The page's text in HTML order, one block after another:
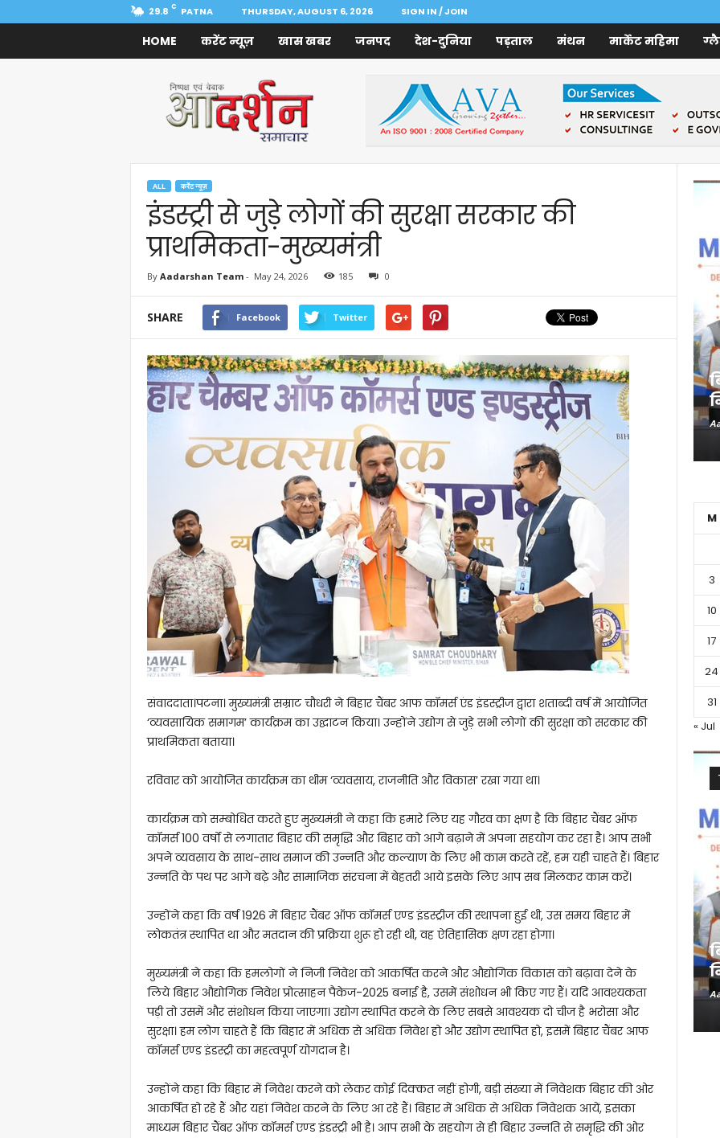
29.8 C PATNA THURSDAY, AUGUST 6, 2026 SIGN IN / JOIN
HOME करेंट न्यूज़ खास खबर जनपद देश-दुनिया पड़ताल मंथन मार्केट महिमा
Samachar
ALL करेंट न्यूज़
इंडस्ट्री से जुड़े लोगों की सुरक्षा सरकार की
प्राथमिकता-मुख्यमंत्री
By Aadarshan Team- May 24, 2026 185 0
SHARE Facebook Twitter
संवाददाता।पटना। मुख्यमंत्री सम्राट चौधरी ने बिहार चैंबर आफ कॉमर्स एंड इंडस्ट्रीज द्वारा शताब्दी वर्ष में आयोजित
‘व्यवसायिक समागम’ कार्यक्रम का उद्घाटन किया। उन्होंने उद्योग से जुड़े सभी लोगों की सुरक्षा को सरकार की
प्राथमिकता बताया।
रविवार को आयोजित कार्यक्रम का थीम ‘व्यवसाय, राजनीति और विकास’ रखा गया था।
कार्यक्रम को सम्बोधित करते हुए मुख्यमंत्री ने कहा कि हमारे लिए यह गौरव का क्षण है कि बिहार चैंबर ऑफ
कॉमर्स 100 वर्षों से लगातार बिहार की समृद्धि और बिहार को आगे बढ़ाने में अपना सहयोग कर रहा है। आप सभी
अपने व्यवसाय के साथ-साथ समाज की उन्नति और कल्याण के लिए भी काम करते रहें, हम यही चाहते हैं। बिहार
उन्नति के पथ पर आगे बढ़े और सामाजिक संरचना में बेहतरी आये इसके लिए आप सब मिलकर काम करें।
उन्होंने कहा कि वर्ष 1926 में बिहार चैंबर ऑफ कॉमर्स एण्ड इंडस्ट्रीज की स्थापना हुई थी, उस समय बिहार में
लोकतंत्र स्थापित था और मतदान की प्रक्रिया शुरू हो रही थी, वह ऐतिहासिक क्षण रहा होगा।
मुख्यमंत्री ने कहा कि हमलोगों ने निजी निवेश को आकर्षित करने और औद्योगिक विकास को बढ़ावा देने के
लिये बिहार औद्योगिक निवेश प्रोत्साहन पैकेज-2025 बनाई है, उसमें संशोधन भी किए गए हैं। यदि आवश्यकता
पड़ी तो उसमें और संशोधन किया जाएगा। उद्योग स्थापित करने के लिए सबसे आवश्यक दो चीज है भरोसा और
सुरक्षा। हम लोग चाहते हैं कि बिहार में अधिक से अधिक निवेश हो और उद्योग स्थापित हो, इसमें बिहार चैंबर आफ
कॉमर्स एण्ड इंडस्ट्री का महत्वपूर्ण योगदान है।
उन्होंने कहा कि बिहार में निवेश करने को लेकर कोई दिक्कत नहीं होगी, बड़ी संख्या में निवेशक बिहार की ओर
आकर्षित हो रहे हैं और यहां निवेश करने के लिए आ रहे हैं। बिहार में अधिक से अधिक निवेशक आयें, इसका
माध्यम बिहार चैंबर ऑफ कॉमर्स एण्ड इंडस्ट्री भी है। आप सभी के सहयोग से ही बिहार उन्नति से समृद्धि की ओर
M
3
10
17
24
31
« Jul